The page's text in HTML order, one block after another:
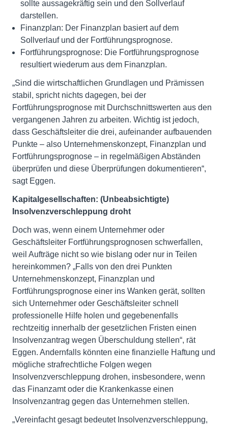
sollte aussagekräftig sein und den Sollverlauf
darstellen.
Finanzplan: Der Finanzplan basiert auf dem
Sollverlauf und der Fortführungsprognose.
Fortführungsprognose: Die Fortführungsprognose
resultiert wiederum aus dem Finanzplan.
„Sind die wirtschaftlichen Grundlagen und Prämissen
stabil, spricht nichts dagegen, bei der
Fortführungsprognose mit Durchschnittswerten aus den
vergangenen Jahren zu arbeiten. Wichtig ist jedoch,
dass Geschäftsleiter die drei, aufeinander aufbauenden
Punkte – also Unternehmenskonzept, Finanzplan und
Fortführungsprognose – in regelmäßigen Abständen
überprüfen und diese Überprüfungen dokumentieren“,
sagt Eggen.
Kapitalgesellschaften: (Unbeabsichtigte)
Insolvenzverschleppung droht
Doch was, wenn einem Unternehmer oder
Geschäftsleiter Fortführungsprognosen schwerfallen,
weil Aufträge nicht so wie bislang oder nur in Teilen
hereinkommen? „Falls von den drei Punkten
Unternehmenskonzept, Finanzplan und
Fortführungsprognose einer ins Wanken gerät, sollten
sich Unternehmer oder Geschäftsleiter schnell
professionelle Hilfe holen und gegebenenfalls
rechtzeitig innerhalb der gesetzlichen Fristen einen
Insolvenzantrag wegen Überschuldung stellen“, rät
Eggen. Andernfalls könnten eine finanzielle Haftung und
mögliche strafrechtliche Folgen wegen
Insolvenzverschleppung drohen, insbesondere, wenn
das Finanzamt oder die Krankenkasse einen
Insolvenzantrag gegen das Unternehmen stellen.
„Vereinfacht gesagt bedeutet Insolvenzverschleppung,